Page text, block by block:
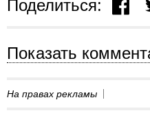
Поделиться:
Показать
На правах рекламы